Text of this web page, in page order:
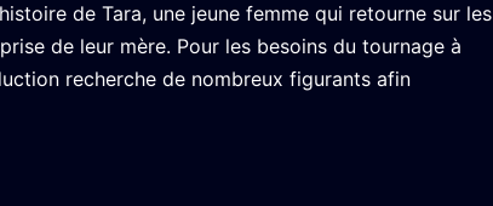
de Tara, une jeune femme qui retourne sur les
de leur mère. Pour les besoins du tournage à
recherche de nombreux figurants afin